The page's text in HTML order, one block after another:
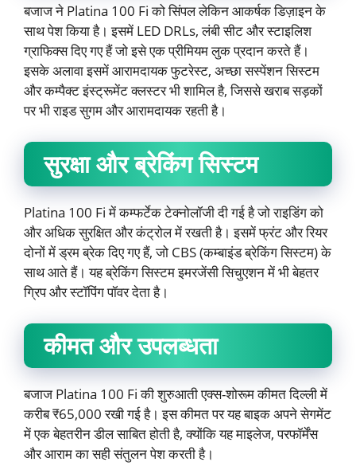
बजाज ने Platina 100 Fi को सिंपल लेकिन आकर्षक डिज़ाइन के
साथ पेश किया है। इसमें LED DRLs, लंबी सीट और स्टाइलिश
ग्राफिक्स दिए गए हैं जो इसे एक प्रीमियम लुक प्रदान करते हैं।
इसके अलावा इसमें आरामदायक फुटरेस्ट, अच्छा सस्पेंशन सिस्टम
और कम्पैक्ट इंस्ट्रूमेंट क्लस्टर भी शामिल है, जिससे खराब सड़कों
पर भी राइड सुगम और आरामदायक रहती है।
सुरक्षा और ब्रेकिंग सिस्टम
Platina 100 Fi में कम्फर्टेक टेक्नोलॉजी दी गई है जो राइडिंग को
और अधिक सुरक्षित और कंट्रोल में रखती है। इसमें फ्रंट और रियर
दोनों में ड्रम ब्रेक दिए गए हैं, जो CBS (कम्बाइंड ब्रेकिंग सिस्टम) के
साथ आते हैं। यह ब्रेकिंग सिस्टम इमरजेंसी सिचुएशन में भी बेहतर
ग्रिप और स्टॉपिंग पॉवर देता है।
कीमत और उपलब्धता
बजाज Platina 100 Fi की शुरुआती एक्स-शोरूम कीमत दिल्ली में
करीब ₹65,000 रखी गई है। इस कीमत पर यह बाइक अपने सेगमेंट
में एक बेहतरीन डील साबित होती है, क्योंकि यह माइलेज, परफॉर्मेंस
और आराम का सही संतुलन पेश करती है।